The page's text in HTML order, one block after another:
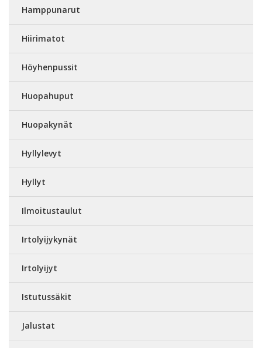
Hamppunarut
Hiirimatot
Höyhenpussit
Huopahuput
Huopakynät
Hyllylevyt
Hyllyt
Ilmoitustaulut
Irtolyijykynät
Irtolyijyt
Istutussäkit
Jalustat